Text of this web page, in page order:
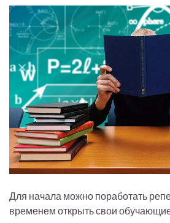
Для начала можно поработать
временем открыть свои